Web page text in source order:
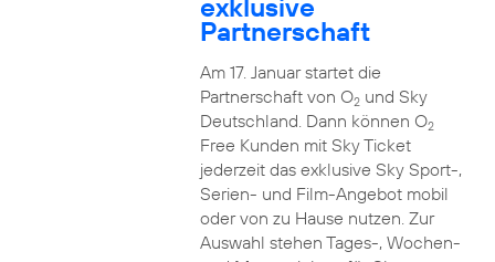
exklusive
Partnerschaft
Am 17. Januar startet die
Partnerschaft von O2und Sky
Deutschland. Dann können O2
Free Kunden mit Sky Ticket
jederzeit das exklusive Sky Sport-,
Serien- und Film-Angebot mobil
oder von zu Hause nutzen. Zur
Auswahl stehen Tages-, Wochen-